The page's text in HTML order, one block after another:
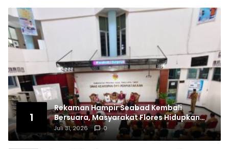
1
Rekaman Hampir Seabad Kembali
Bersuara, Masyarakat Flores Hidupkan
Lagi Ingatan Leluhur
Juli 31, 2026 0